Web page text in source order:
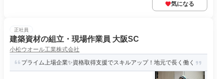
気になる
正社員
建築資材の組立・現場作業員 大阪SC
小松ウオール工業株式会社
プライム上場企業✨資格取得支援でスキルアップ！地元で長く働く